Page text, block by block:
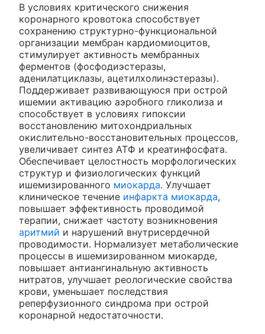
В условиях критического снижения
коронарного кровотока способствует
сохранению структурно-функциональной
организации мембран кардиомиоцитов,
стимулирует активность мембранных
ферментов (фосфодиэстеразы,
аденилатциклазы, ацетилхолинэстеразы).
Поддерживает развивающуюся при острой
ишемии активацию аэробного гликолиза и
способствует в условиях гипоксии
восстановлению митохондриальных
окислительно-восстановительных процессов,
увеличивает синтез АТФ и креатинфосфата.
Обеспечивает целостность морфологических
структур и физиологических функций
ишемизированного миокарда. Улучшает
клиническое течение инфаркта миокарда,
повышает эффективность проводимой
терапии, снижает частоту возникновения
аритмий и нарушений внутрисердечной
проводимости. Нормализует метаболические
процессы в ишемизированном миокарде,
повышает антиангинальную активность
нитратов, улучшает реологические свойства
крови, уменьшает последствия
реперфузионного синдрома при острой
коронарной недостаточности.